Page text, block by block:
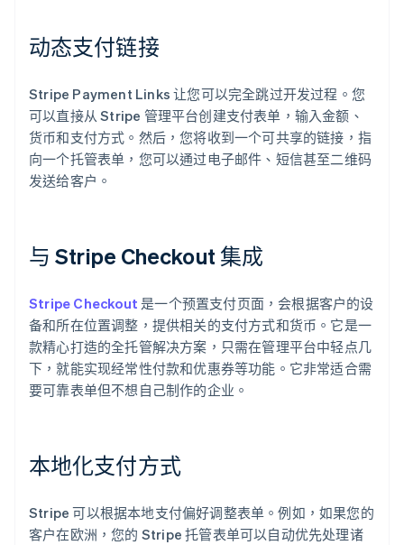
动态支付链接
Stripe Payment Links 让您可以完全跳过开发过程。您
可以直接从 Stripe 管理平台创建支付表单，输入金额、
货币和支付方式。然后，您将收到一个可共享的链接，指
向一个托管表单，您可以通过电子邮件、短信甚至二维码
发送给客户。
与 Stripe Checkout 集成
Stripe Checkout 是一个预置支付页面，会根据客户的设
备和所在位置调整，提供相关的支付方式和货币。它是一
款精心打造的全托管解决方案，只需在管理平台中轻点几
下，就能实现经常性付款和优惠券等功能。它非常适合需
要可靠表单但不想自己制作的企业。
本地化支付方式
Stripe 可以根据本地支付偏好调整表单。例如，如果您的
客户在欧洲，您的 Stripe 托管表单可以自动优先处理诸